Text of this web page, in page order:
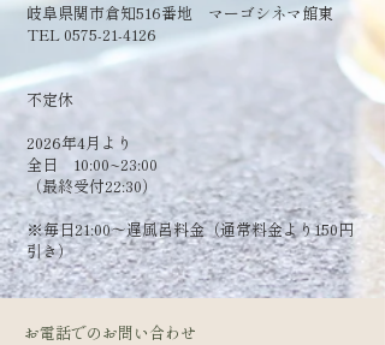
岐阜県関市倉知516番地 マーゴシネマ館東
TEL 0575-21-4126
​不定休
2026年4月より
全日 10:00~23:00
（最終受付22:30）
​※毎日21:00～遅風呂料金（通常料金より150円
引き）
お電話でのお問い合わせ